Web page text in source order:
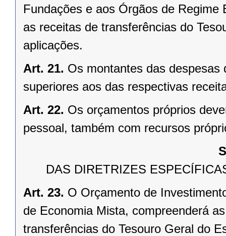
Fundações e aos Órgãos de
as receitas de transferências do
aplicações.
Art. 21. Os montantes das despesas
superiores aos das respectivas
Art. 22. Os orçamentos próprios
pessoal, também com recursos
DAS DIRETRIZES
Art. 23. O Orçamento de
de Economia Mista, compreenderá
transferências do Tesouro Geral do